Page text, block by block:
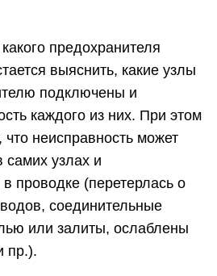
предохранителя
выяснить, какие узлы
подключены и
каждого из них. При этом
неисправность может
самих узлах и
проводке (перетерлась о
соединительные
или залиты, ослаблены
пр.).